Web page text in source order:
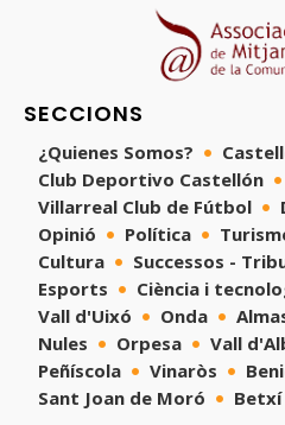
SECCIONS
¿Quienes Somos?
Club Deportivo Castellón
Villarreal Club de Fútbol
Opinió
Política
Cultura
Successos -
Esports
Ciència i
Vall d'Uixó
Onda
Nules
Orpesa Vall
Peñíscola
Vinaròs
Sant Joan de Moró
Betxí